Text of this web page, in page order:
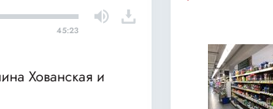
45:23
Хованская и